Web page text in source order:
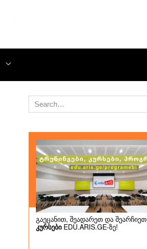
Search
for: